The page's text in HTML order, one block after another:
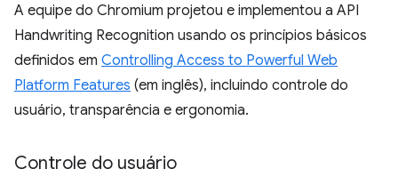
A equipe do Chromium projetou e implementou a API
Handwriting Recognition usando os princípios básicos
definidos em Controlling Access to Powerful Web
Platform Features (em inglês), incluindo controle do
usuário, transparência e ergonomia.
Controle do usuário